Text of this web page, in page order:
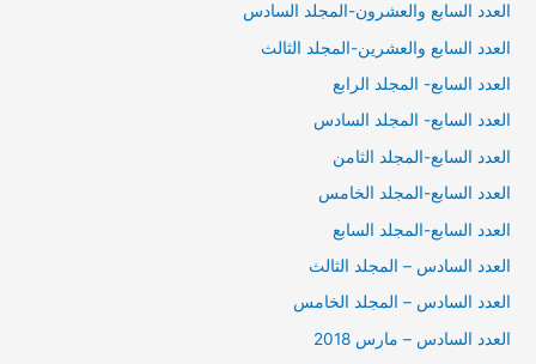
العدد السابع والعشرون-المجلد السادس
العدد السابع والعشرين-المجلد الثالث
العدد السابع- المجلد الرابع
العدد السابع- المجلد السادس
العدد السابع-المجلد الثامن
العدد السابع-المجلد الخامس
العدد السابع-المجلد السابع
العدد السادس – المجلد الثالث
العدد السادس – المجلد الخامس
العدد السادس – مارس 2018